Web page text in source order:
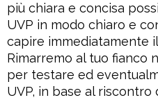
più chiara e concisa
UVP in modo chiaro e
capire immediatamente
Rimarremo al tuo fianco
per testare ed
UVP, in base al riscontro